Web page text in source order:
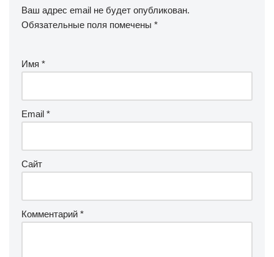
Ваш адрес email не будет опубликован.
Обязательные поля помечены *
Имя *
Email *
Сайт
Комментарий *